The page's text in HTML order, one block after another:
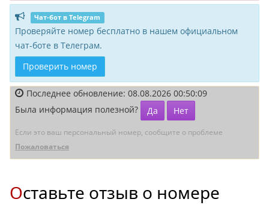
Чат-бот в Telegram
Проверяйте номер бесплатно в нашем официальном
чат-боте в Телеграм.
Проверить номер
Последнее обновление: 08.08.2026 00:50:09
Была информация полезной?
Да Нет
Если это ваш персональный номер, сообщите о проблеме
Пожаловаться
Оставьте отзыв о номере